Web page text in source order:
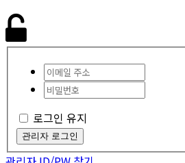
로그인 유지
관리자 로그인